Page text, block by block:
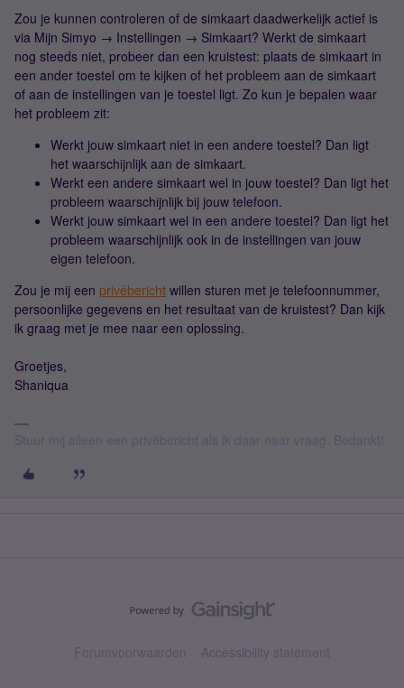
Zou je kunnen controleren of de simkaart daadwerkelijk actief is
via Mijn Simyo → Instellingen → Simkaart? Werkt de simkaart
nog steeds niet, probeer dan een kruistest: plaats de simkaart in
een ander toestel om te kijken of het probleem aan de simkaart
of aan de instellingen van je toestel ligt. Zo kun je bepalen waar
het probleem zit:
Werkt jouw simkaart niet in een andere toestel? Dan ligt
het waarschijnlijk aan de simkaart.
Werkt een andere simkaart wel in jouw toestel? Dan ligt het
probleem waarschijnlijk bij jouw telefoon.
Werkt jouw simkaart wel in een andere toestel? Dan ligt het
probleem waarschijnlijk ook in de instellingen van jouw
eigen telefoon.
Zou je mij een privébericht willen sturen met je telefoonnummer,
persoonlijke gegevens en het resultaat van de kruistest? Dan kijk
ik graag met je mee naar een oplossing.
Groetjes,
Shaniqua
Forumvoorwaarden Accessibility statement